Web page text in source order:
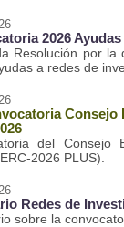
2026
Resolución por
a redes de
del Consejo
2026 PLUS).
Redes de
sobre la